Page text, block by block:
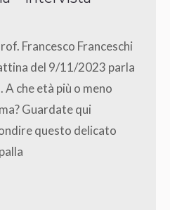
Francesco Franceschi
del 9/11/2023 parla
A che età più o meno
Guardate qui
questo delicato